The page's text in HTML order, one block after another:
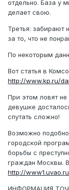
отдельно. База у
делает свою.
Третья: забирают
за то, что не
По некоторым
Вот статья в
http://www.kp.ru/
При этом ловят
девушке
спутать сложно!
Возможно
городской
борьбы с
граждан Москвы.
http://
ИНФОРМАЦИЯ